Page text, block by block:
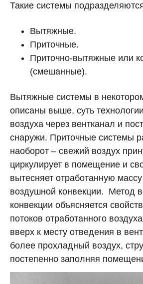
Такие системы
Вытяжные.
Приточные.
Приточно-вытяжные или
(смешанные).
Вытяжные системы в
описаны выше, суть
воздуха через вентканал и
снаружи. Приточные системы
наоборот – свежий воздух
циркулирует в помещение и
вытесняет отработанную
воздушной конвекции. Метод
конвекции объясняется
потоков отработанного
вверх к месту отведения в
более прохладный воздух,
постепенно заполняя